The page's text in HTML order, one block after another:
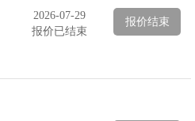
2026-07-29
报价已结束
报价结束